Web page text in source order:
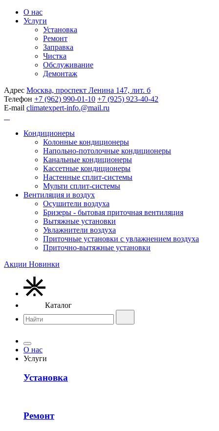
О нас
Услуги
Установка
Ремонт
Заправка
Чистка
Обслуживание
Демонтаж
Адрес Москва, проспект Ленина 147, лит. б
Телефон +7 (962) 990-01-10 +7 (925) 923-40-42
E-mail climatexpert-info.@mail.ru
Кондиционеры
Колонные кондиционеры
Напольно-потолочные кондиционеры
Канальные кондиционеры
Кассетные кондиционеры
Настенные сплит-системы
Мульти сплит-системы
Вентиляция и воздух
Осушители воздуха
Бризеры - бытовая приточная вентиляция
Вытяжные установки
Увлажнители воздуха
Приточные установки с увлажнением воздуха
Приточно-вытяжные установки
Акции Новинки
Каталог
О нас
Услуги
Установка
Ремонт